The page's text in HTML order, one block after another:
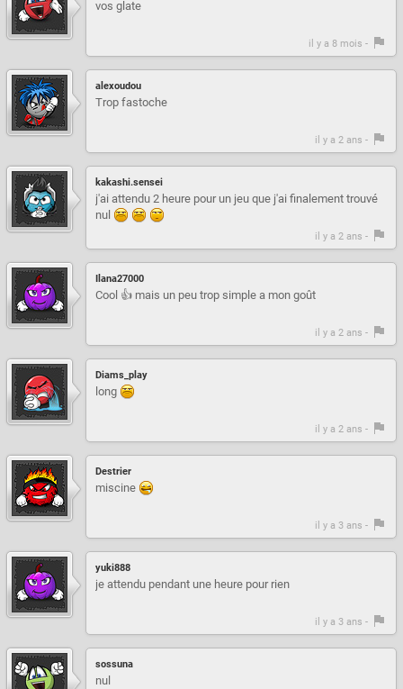
vos glate
il y a 8 mois -
alexoudou
Trop fastoche
il y a 2 ans -
kakashi.sensei
j'ai attendu 2 heure pour un jeu que j'ai finalement trouvé
nul
il y a 2 ans -
Ilana27000
Cool 👍 mais un peu trop simple a mon goût
il y a 2 ans -
Diams_play
long
il y a 2 ans -
Destrier
miscine
il y a 3 ans -
yuki888
je attendu pendant une heure pour rien
il y a 3 ans -
sossuna
nul